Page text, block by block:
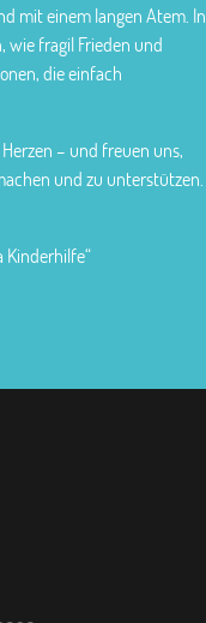
mit einem langen Atem. In
wie fragil Frieden und
die einfach
– und freuen uns,
und zu unterstützen.
Kinderhilfe“